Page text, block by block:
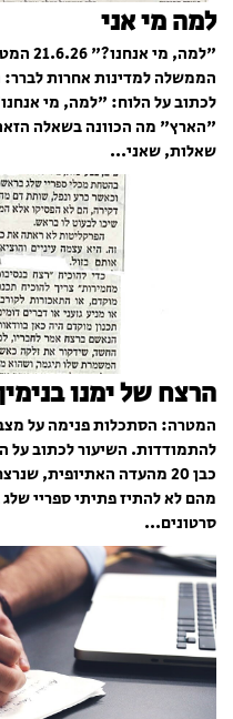
למה מי אני
"למה,
הממשלה למדינות אחרות
לכתוב על הלוח: "למה, מי
"הארץ" מה הכוונה בשאלה
שאלות, שאני...
הרצח של ימנו
המטרה: הסתכלות פנימה על
להתמודדות. השיעור לכתוב על
כבן 20 מהעדה האתיופית,
מהם לא להתיז פתיתי ספריי
סרטונים...